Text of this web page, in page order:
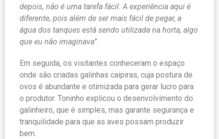
depois, não é uma tarefa fácil. A experiência aqui é
diferente, pois além de ser mais fácil de pegar, a
água dos tanques está sendo utilizada na horta, algo
que eu não imaginava”.
Em seguida, os visitantes conheceram o espaço
onde são criadas galinhas caipiras, cuja postura de
ovos é abundante e otimizada para gerar lucro para
o produtor. Toninho explicou o desenvolvimento do
galinheiro, que é simples, mas garante segurança e
tranquilidade para que as aves possam produzir
bem.